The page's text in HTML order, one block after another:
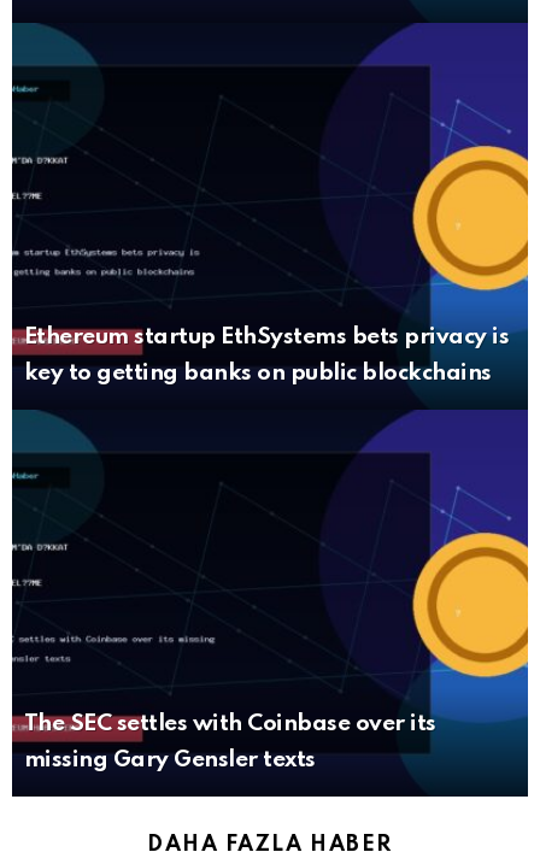
Ethereum startup EthSystems bets privacy is
key to getting banks on public blockchains
The SEC settles with Coinbase over its
missing Gary Gensler texts
DAHA FAZLA HABER